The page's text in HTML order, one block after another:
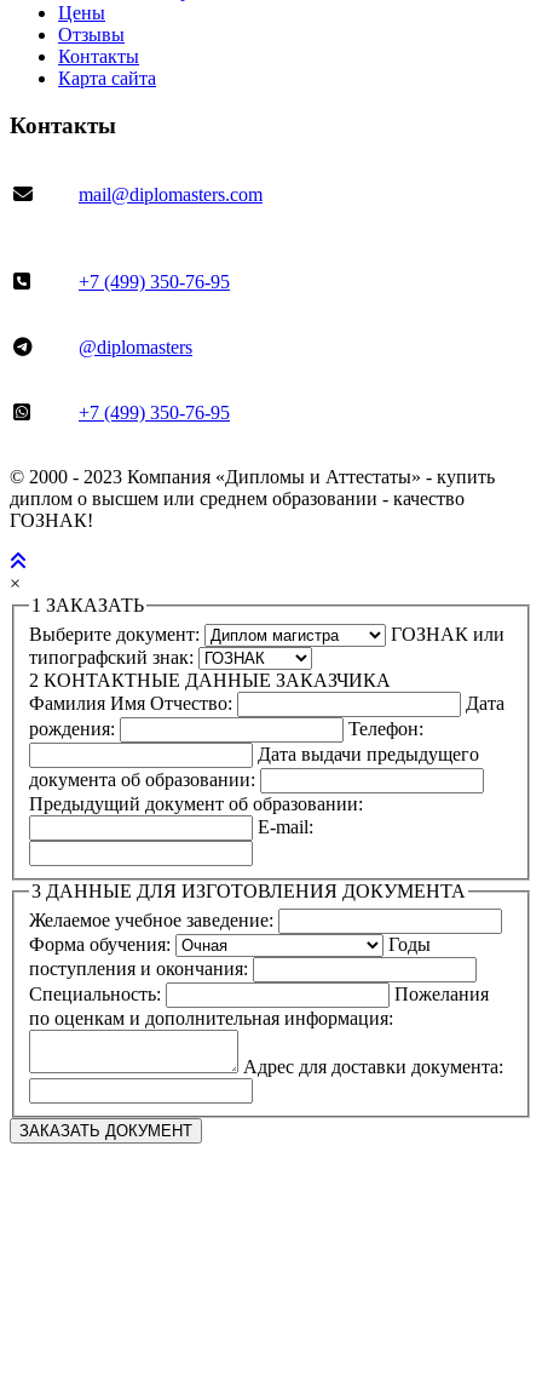
Цены
Отзывы
Контакты
Карта сайта
Контакты
mail@diplomasters.com
+7 (499) 350-76-95
@diplomasters
+7 (499) 350-76-95
© 2000 - 2023 Компания «Дипломы и Аттестаты» - купить
диплом о высшем или среднем образовании - качество
ГОЗНАК!
×
1 ЗАКАЗАТЬ
Выберите документ:
ГОЗНАК или
типографский знак:
2 КОНТАКТНЫЕ ДАННЫЕ ЗАКАЗЧИКА
Фамилия Имя Отчество:
Дата
рождения:
Телефон:
Дата выдачи предыдущего
документа об образовании:
Предыдущий документ об образовании:
E-mail:
3 ДАННЫЕ ДЛЯ ИЗГОТОВЛЕНИЯ ДОКУМЕНТА
Желаемое учебное заведение:
Форма обучения:
Годы
поступления и окончания:
Специальность:
Пожелания
по оценкам и дополнительная информация:
Адрес для доставки документа: